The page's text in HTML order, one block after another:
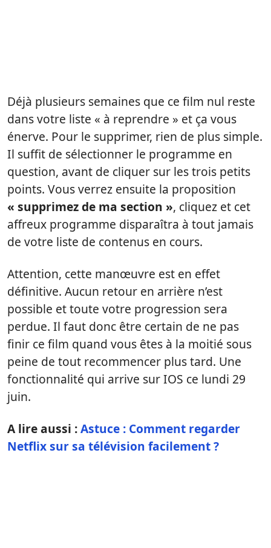
Déjà plusieurs semaines que ce film nul reste
dans votre liste « à reprendre » et ça vous
énerve. Pour le supprimer, rien de plus simple.
Il suffit de sélectionner le programme en
question, avant de cliquer sur les trois petits
points. Vous verrez ensuite la proposition
« supprimez de ma section », cliquez et cet
affreux programme disparaîtra à tout jamais
de votre liste de contenus en cours.
Attention, cette manœuvre est en effet
définitive. Aucun retour en arrière n’est
possible et toute votre progression sera
perdue. Il faut donc être certain de ne pas
finir ce film quand vous êtes à la moitié sous
peine de tout recommencer plus tard. Une
fonctionnalité qui arrive sur IOS ce lundi 29
juin.
A lire aussi :Astuce : Comment regarder
Netflix sur sa télévision facilement ?